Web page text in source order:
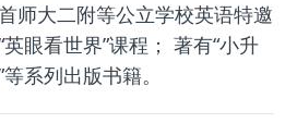
师大二附等公立学校英语特邀
眼看世界”课程； 著有“小升
系列出版书籍。